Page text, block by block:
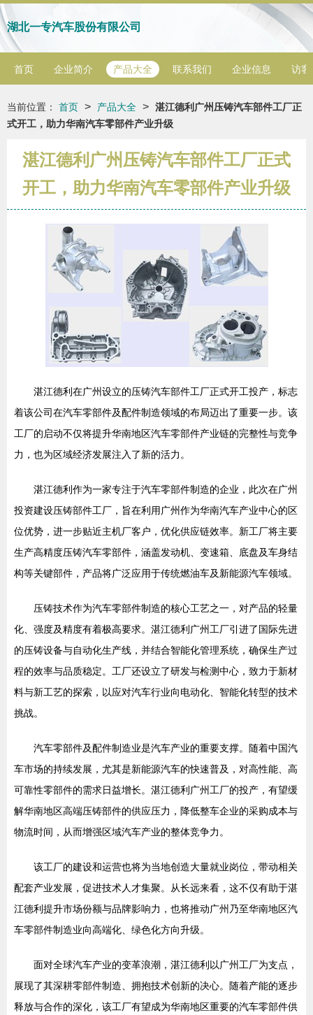
湖北一专汽车股份有限公司
首页 企业简介 产品大全 联系我们 企业信息 访客
当前位置： 首页 > 产品大全 > 湛江德利广州压铸汽车部件工厂正
式开工，助力华南汽车零部件产业升级
湛江德利广州压铸汽车部件工厂正式
开工，助力华南汽车零部件产业升级
湛江德利在广州设立的压铸汽车部件工厂正式开工投产，标志
着该公司在汽车零部件及配件制造领域的布局迈出了重要一步。该
工厂的启动不仅将提升华南地区汽车零部件产业链的完整性与竞争
力，也为区域经济发展注入了新的活力。
湛江德利作为一家专注于汽车零部件制造的企业，此次在广州
投资建设压铸部件工厂，旨在利用广州作为华南汽车产业中心的区
位优势，进一步贴近主机厂客户，优化供应链效率。新工厂将主要
生产高精度压铸汽车零部件，涵盖发动机、变速箱、底盘及车身结
构等关键部件，产品将广泛应用于传统燃油车及新能源汽车领域。
压铸技术作为汽车零部件制造的核心工艺之一，对产品的轻量
化、强度及精度有着极高要求。湛江德利广州工厂引进了国际先进
的压铸设备与自动化生产线，并结合智能化管理系统，确保生产过
程的效率与品质稳定。工厂还设立了研发与检测中心，致力于新材
料与新工艺的探索，以应对汽车行业向电动化、智能化转型的技术
挑战。
汽车零部件及配件制造业是汽车产业的重要支撑。随着中国汽
车市场的持续发展，尤其是新能源汽车的快速普及，对高性能、高
可靠性零部件的需求日益增长。湛江德利广州工厂的投产，有望缓
解华南地区高端压铸部件的供应压力，降低整车企业的采购成本与
物流时间，从而增强区域汽车产业的整体竞争力。
该工厂的建设和运营也将为当地创造大量就业岗位，带动相关
配套产业发展，促进技术人才集聚。从长远来看，这不仅有助于湛
江德利提升市场份额与品牌影响力，也将推动广州乃至华南地区汽
车零部件制造业向高端化、绿色化方向升级。
面对全球汽车产业的变革浪潮，湛江德利以广州工厂为支点，
展现了其深耕零部件制造、拥抱技术创新的决心。随着产能的逐步
释放与合作的深化，该工厂有望成为华南地区重要的汽车零部件供